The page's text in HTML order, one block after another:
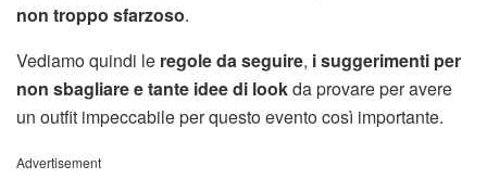
non troppo sfarzoso.
Vediamo quindi le regole da seguire, i suggerimenti per
non sbagliare e tante idee di lookda provare per avere
un outfit impeccabile per questo evento così importante.
Advertisement